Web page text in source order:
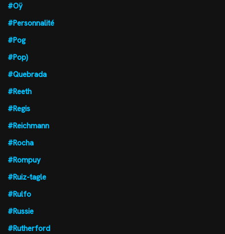
#Oÿ
#Personnalité
#Pog
#Pop)
#Quebrada
#Reeth
#Regis
#Reichmann
#Rocha
#Rompuy
#Ruiz-tagle
#Rulfo
#Russie
#Rutherford